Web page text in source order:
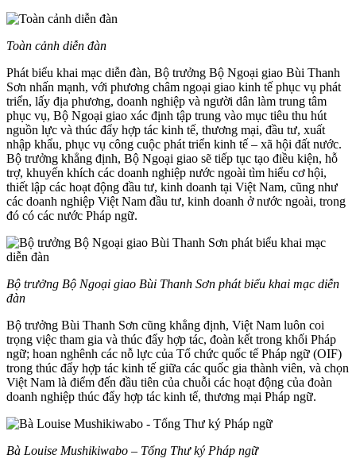
Toàn cảnh diễn đàn
Phát biểu khai mạc diễn đàn, Bộ trưởng Bộ Ngoại giao Bùi Thanh
Sơn nhấn mạnh, với phương châm ngoại giao kinh tế phục vụ phát
triển, lấy địa phương, doanh nghiệp và người dân làm trung tâm
phục vụ, Bộ Ngoại giao xác định tập trung vào mục tiêu thu hút
nguồn lực và thúc đẩy hợp tác kinh tế, thương mại, đầu tư, xuất
nhập khẩu, phục vụ công cuộc phát triển kinh tế – xã hội đất nước.
Bộ trưởng khẳng định, Bộ Ngoại giao sẽ tiếp tục tạo điều kiện, hỗ
trợ, khuyến khích các doanh nghiệp nước ngoài tìm hiểu cơ hội,
thiết lập các hoạt động đầu tư, kinh doanh tại Việt Nam, cũng như
các doanh nghiệp Việt Nam đầu tư, kinh doanh ở nước ngoài, trong
đó có các nước Pháp ngữ.
Bộ trưởng Bộ Ngoại giao Bùi Thanh Sơn phát biểu khai mạc diễn
đàn
Bộ trưởng Bùi Thanh Sơn cũng khẳng định, Việt Nam luôn coi
trọng việc tham gia và thúc đẩy hợp tác, đoàn kết trong khối Pháp
ngữ; hoan nghênh các nỗ lực của Tổ chức quốc tế Pháp ngữ (OIF)
trong thúc đẩy hợp tác kinh tế giữa các quốc gia thành viên, và chọn
Việt Nam là điểm đến đầu tiên của chuỗi các hoạt động của đoàn
doanh nghiệp thúc đẩy hợp tác kinh tế, thương mại Pháp ngữ.
Bà Louise Mushikiwabo – Tổng Thư ký Pháp ngữ